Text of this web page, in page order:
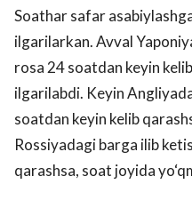
Soathar safar
ilgarilarkan. Avval
rosa 24 soatdan keyin
ilgarilabdi. Keyin
soatdan keyin kelib
Rossiyadagi barga ilib
qarashsa, soat joyida